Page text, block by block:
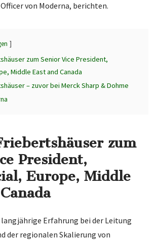
von Moderna, berichten.
zum Senior Vice President,
Middle East and Canada
– zuvor bei Merck Sharp & Dohme
zum
President,
Europe, Middle
Erfahrung bei der Leitung
der regionalen Skalierung von